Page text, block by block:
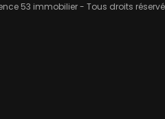
53 immobilier - Tous droits